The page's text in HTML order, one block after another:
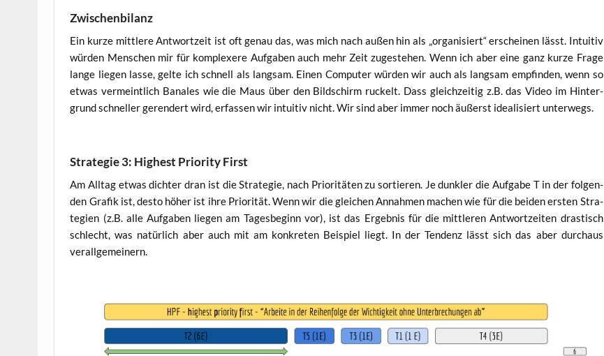
Zwischenbilanz
Ein kur­ze mitt­le­re Ant­wort­zeit ist oft genau das, was mich nach außen hin als „orga­ni­siert“ erschei­nen lässt. Intui­tiv
wür­den Men­schen mir für kom­ple­xe­re Auf­ga­ben auch mehr Zeit zuge­ste­hen. Wenn ich aber eine ganz kur­ze Fra­ge
lan­ge lie­gen las­se, gel­te ich schnell als lang­sam. Einen Com­pu­ter wür­den wir auch als lang­sam emp­fin­den, wenn so
etwas ver­meint­lich Bana­les wie die Maus über den Bild­schirm ruckelt. Dass gleich­zei­tig z.B. das Video im Hin­ter­
grund schnel­ler ger­en­dert wird, erfas­sen wir intui­tiv nicht. Wir sind aber immer noch äußerst idea­li­siert unterwegs.
Strategie 3: Highest Priority First
Am All­tag etwas dich­ter dran ist die Stra­te­gie, nach Prio­ri­tä­ten zu sor­tie­ren. Je dunk­ler die Auf­ga­be T in der fol­gen­
den Gra­fik ist, des­to höher ist ihre Prio­ri­tät. Wenn wir die glei­chen Annah­men machen wie für die bei­den ers­ten Stra­
te­gien (z.B. alle Auf­ga­ben lie­gen am Tages­be­ginn vor), ist das Ergeb­nis für die mitt­le­ren Ant­wort­zei­ten dras­tisch
schlecht, was natür­lich aber auch mit am kon­kre­ten Bei­spiel liegt. In der Ten­denz lässt sich das aber durch­aus
verallgemeinern.